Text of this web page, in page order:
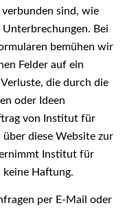
sind, wie
Bei
bemühen wir
Felder auf ein
die durch die
oder Ideen
von Institut für
diese Website zur
Institut für
Haftung.
per E-Mail oder